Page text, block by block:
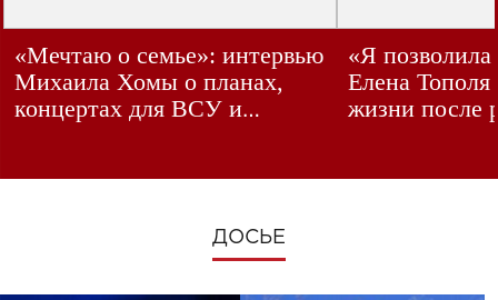
«Мечтаю о семье»: интервью
Михаила Хомы о планах,
концертах для ВСУ и
«Я
Елена
жизни после
ДОСЬЕ